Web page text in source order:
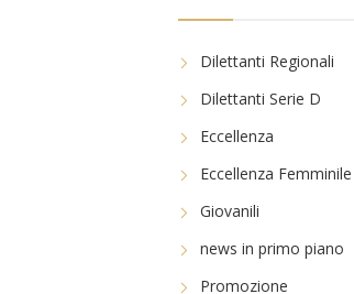
Dilettanti Regionali
Dilettanti Serie D
Eccellenza
Eccellenza Femminile
Giovanili
news in primo piano
Promozione